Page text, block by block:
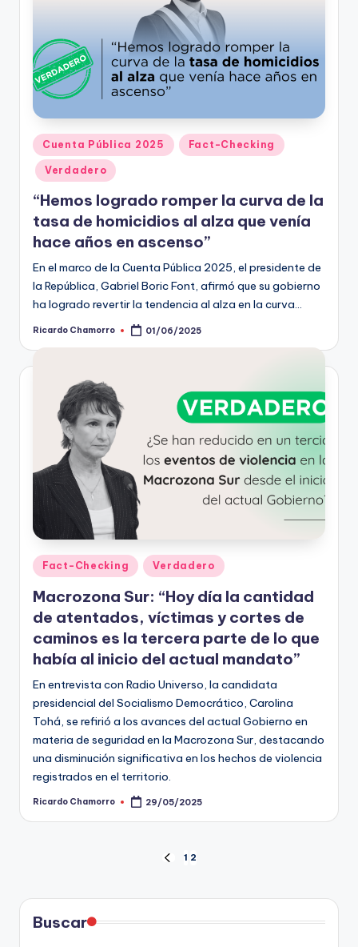
Publicado
en
Cuenta Pública 2025 Fact-Checking
Verdadero
“Hemos logrado romper la curva de la
tasa de homicidios al alza que venía
hace años en ascenso”
En el marco de la Cuenta Pública 2025, el presidente de
la República, Gabriel Boric Font, afirmó que su gobierno
ha logrado revertir la tendencia al alza en la curva…
Publicado
Ricardo Chamorro 01/06/2025
Publicado
en
Fact-Checking Verdadero
Macrozona Sur: “Hoy día la cantidad
de atentados, víctimas y cortes de
caminos es la tercera parte de lo que
había al inicio del actual mandato”
En entrevista con Radio Universo, la candidata
presidencial del Socialismo Democrático, Carolina
Tohá, se refirió a los avances del actual Gobierno en
materia de seguridad en la Macrozona Sur, destacando
una disminución significativa en los hechos de violencia
registrados en el territorio.
Publicado
Ricardo Chamorro 29/05/2025
de
entradas
PÁGINA
1 2
Buscar